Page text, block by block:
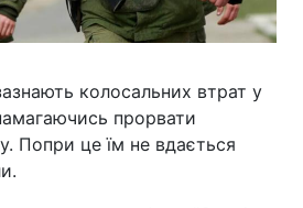
колосальних втрат у
прорвати
Попри це їм не вдається